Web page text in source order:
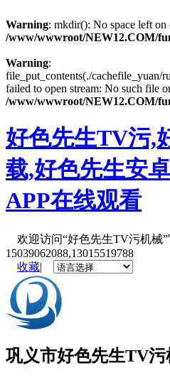
Warning: mkdir(): No space left on
/www/wwwroot/NEW12.COM/
Warning:
file_put_contents(./cachefile_yuan/
failed to open stream: No such file
/www/wwwroot/NEW12.COM/
好色先生TV污,
载,好色先生安
APP在线观看
欢迎访问“好色先生TV污机械”
15039062088,13015519788
收藏|
巩义市好色先生TV污